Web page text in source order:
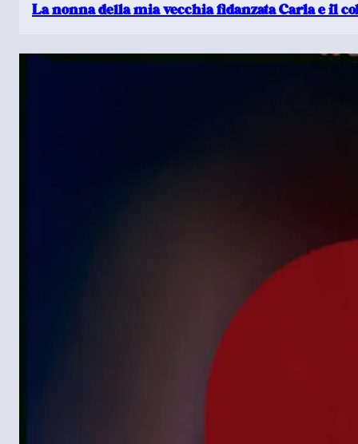
La nonna della mia vecchia fidanzata Carla e il